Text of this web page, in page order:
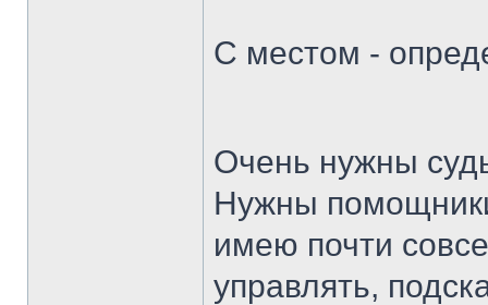
С местом -
Очень нужны
Нужны
имею почти
управлять,